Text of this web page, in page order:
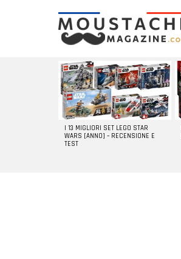
LATEST
STORIES
I 13 MIGLIORI SET LEGO STAR
WARS [ANNO] – RECENSIONE E
TEST